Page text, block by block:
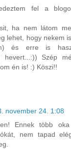
fel a
ha nem látom
lehet, hogy nekem
és erre is
hevert...:)) Szép
én is! :) Köszi!!
november 24. 1:08
Ennek több
nem tapad